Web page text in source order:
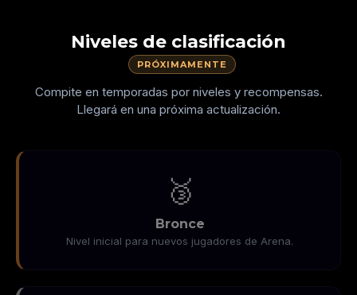
Niveles de clasificación
PRÓXIMAMENTE
Compite en temporadas por niveles y recompensas.
Llegará en una próxima actualización.
🥉
Bronce
Nivel inicial para nuevos jugadores de Arena.